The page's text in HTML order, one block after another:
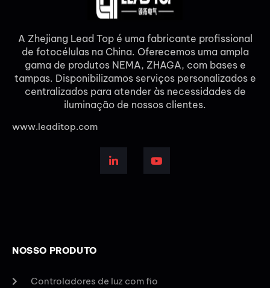
A Zhejiang Lead Top é uma fabricante profissional
de fotocélulas na China. Oferecemos uma ampla
gama de produtos NEMA, ZHAGA, com bases e
tampas. Disponibilizamos serviços personalizados e
centralizados para atender às necessidades de
iluminação de nossos clientes.
www.leaditop.com
NOSSO PRODUTO
Controladores de luz com fio